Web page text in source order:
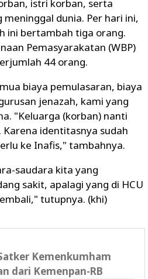
istri korban, serta
dunia. Per hari ini,
ini bertambah tiga orang.
Pemasyarakatan (WBP)
44 orang.
biaya pemulasaran, biaya
jenazah, kami yang
"Keluarga (korban) nanti
identitasnya sudah
ke Inafis," tambahnya.
saudara kita yang
sakit, apalagi yang di HCU
tutupnya. (khi)
Kemenkumham
dari Kemenpan-RB